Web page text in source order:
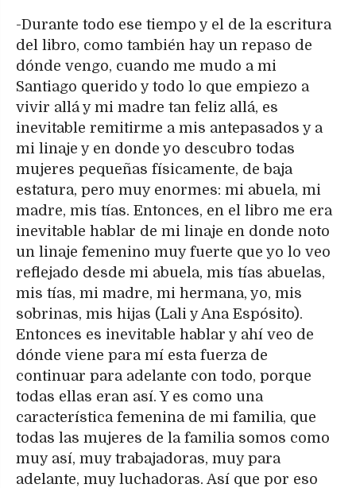
-Durante todo ese tiempo y el de la escritura
del libro, como también hay un repaso de
dónde vengo, cuando me mudo a mi
Santiago querido y todo lo que empiezo a
vivir allá y mi madre tan feliz allá, es
inevitable remitirme a mis antepasados y a
mi linaje y en donde yo descubro todas
mujeres pequeñas físicamente, de baja
estatura, pero muy enormes: mi abuela, mi
madre, mis tías. Entonces, en el libro me era
inevitable hablar de mi linaje en donde noto
un linaje femenino muy fuerte que yo lo veo
reflejado desde mi abuela, mis tías abuelas,
mis tías, mi madre, mi hermana, yo, mis
sobrinas, mis hijas (Lali y Ana Espósito).
Entonces es inevitable hablar y ahí veo de
dónde viene para mí esta fuerza de
continuar para adelante con todo, porque
todas ellas eran así. Y es como una
característica femenina de mi familia, que
todas las mujeres de la familia somos como
muy así, muy trabajadoras, muy para
adelante, muy luchadoras. Así que por eso